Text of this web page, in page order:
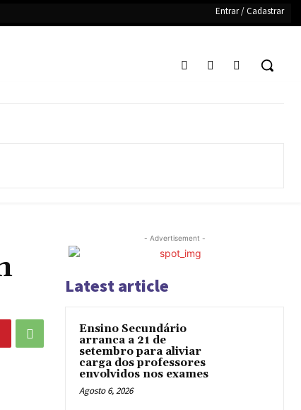
Entrar / Cadastrar
- Advertisement -
Latest article
Ensino Secundário
arranca a 21 de
setembro para aliviar
carga dos professores
envolvidos nos exames
Agosto 6, 2026